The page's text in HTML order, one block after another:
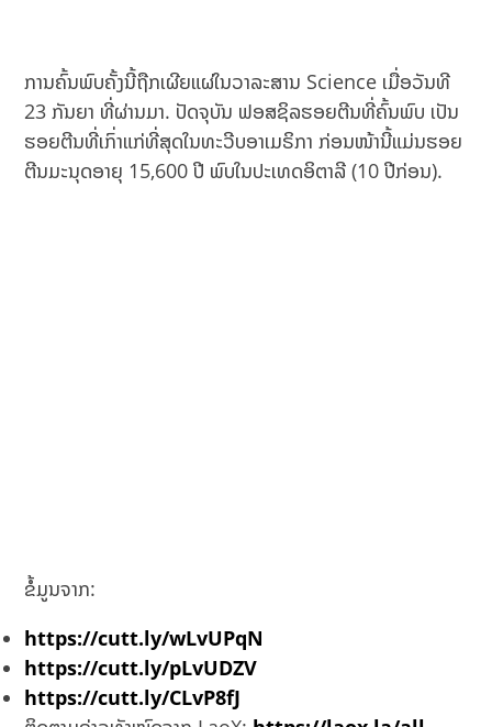
ການຄົ້ນພົບຄັ້ງນີ້ຖືກເຜີຍແຜ່ໃນວາລະສານ Science ເມື່ອວັນທີ
23 ກັນຍາ ທີ່ຜ່ານມາ. ປັດຈຸບັນ ຟອສຊິລຮອຍຕີນທີ່ຄົ້ນພົບ ເປັນ
ຮອຍຕີນທີ່ເກົ່າແກ່ທີ່ສຸດໃນທະວີບອາເມຣິກາ ກ່ອນໜ້ານີ້ແມ່ນຮອຍ
ຕີນມະນຸດອາຍຸ 15,600 ປີ ພົບໃນປະເທດອິຕາລີ (10 ປີກ່ອນ).
ຂໍ້ມູນຈາກ:
https://cutt.ly/wLvUPqN
https://cutt.ly/pLvUDZV
https://cutt.ly/CLvP8fJ